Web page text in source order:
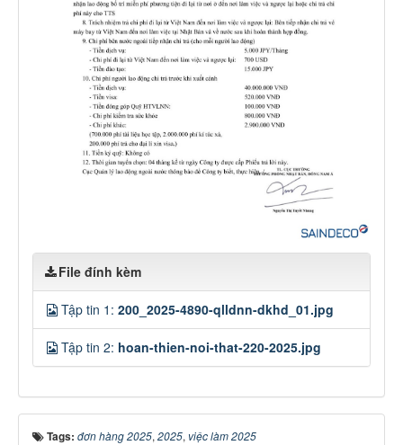
File đính kèm
Tập tin 1: 200_2025-4890-qlldnn-dkhd_01.jpg
Tập tin 2: hoan-thien-noi-that-220-2025.jpg
Tags: đơn hàng 2025, 2025, việc làm 2025